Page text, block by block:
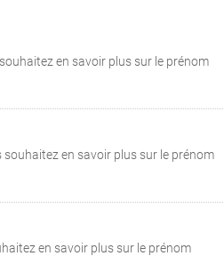
en savoir plus sur le prénom
en savoir plus sur le prénom
en savoir plus sur le prénom